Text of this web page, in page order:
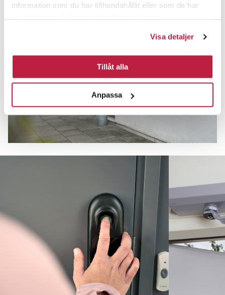
information som du har tillhandahållit eller som de har
Visa detaljer
Tillåt alla
Anpassa